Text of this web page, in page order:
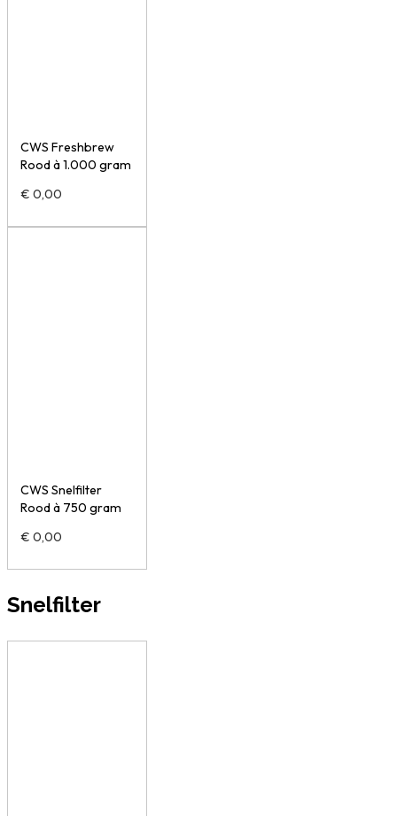
CWS Freshbrew
Rood à 1.000 gram
€ 0,00
CWS Snelfilter
Rood à 750 gram
€ 0,00
Snelfilter